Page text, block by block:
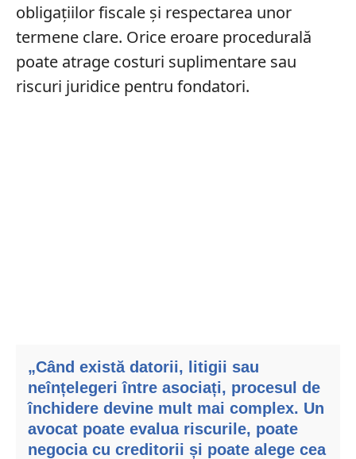
obligațiilor fiscale și respectarea unor
termene clare. Orice eroare procedurală
poate atrage costuri suplimentare sau
riscuri juridice pentru fondatori.
„Când există datorii, litigii sau
neînțelegeri între asociați, procesul de
închidere devine mult mai complex. Un
avocat poate evalua riscurile, poate
negocia cu creditorii și poate alege cea